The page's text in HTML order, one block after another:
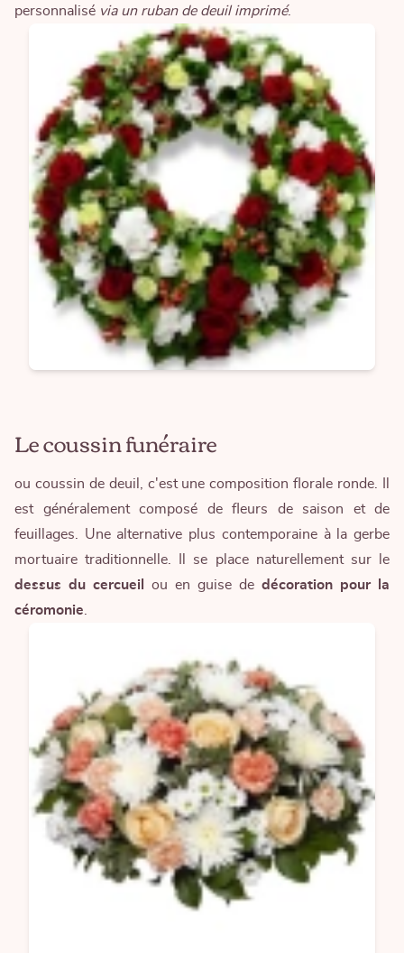
personnalisé via un ruban de deuil imprimé.
Le coussin funéraire
ou coussin de deuil
, c'est une composition florale ronde. Il
est généralement composé de fleurs de saison et de
feuillages. Une alternative plus contemporaine à la gerbe
mortuaire traditionnelle. Il se place naturellement sur le
dessus du cercueil
ou en guise de décoration pour la
céromonie